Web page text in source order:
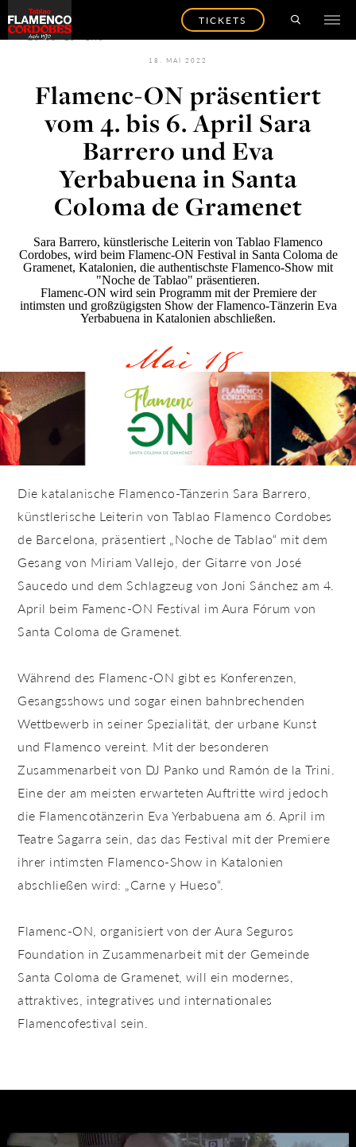
TICKETS
ZURÜCK ZU NEWS
18. MAI 2022
Flamenc-ON präsentiert
vom 4. bis 6. April Sara
Barrero und Eva
Yerbabuena in Santa
Coloma de Gramenet
Sara Barrero, künstlerische Leiterin von Tablao Flamenco
Cordobes, wird beim Flamenc-ON Festival in Santa Coloma de
Gramenet, Katalonien, die authentischste Flamenco-Show mit
"Noche de Tablao" präsentieren.
Flamenc-ON wird sein Programm mit der Premiere der
intimsten und großzügigsten Show der Flamenco-Tänzerin Eva
Yerbabuena in Katalonien abschließen.
Mai 18
Die katalanische Flamenco-Tänzerin Sara Barrero,
künstlerische Leiterin von Tablao Flamenco Cordobes
de Barcelona, präsentiert „Noche de Tablao“ mit dem
Gesang von Miriam Vallejo, der Gitarre von José
Saucedo und dem Schlagzeug von Joni Sánchez am 4.
April beim Famenc-ON Festival im Aura Fórum von
Santa Coloma de Gramenet.
Während des Flamenc-ON gibt es Konferenzen,
Gesangsshows und sogar einen bahnbrechenden
Wettbewerb in seiner Spezialität, der urbane Kunst
und Flamenco vereint. Mit der besonderen
Zusammenarbeit von DJ Panko und Ramón de la Trini.
Eine der am meisten erwarteten Auftritte wird jedoch
die Flamencotänzerin Eva Yerbabuena am 6. April im
Teatre Sagarra sein, das das Festival mit der Premiere
ihrer intimsten Flamenco-Show in Katalonien
abschließen wird: „Carne y Hueso“.
Flamenc-ON, organisiert von der Aura Seguros
Foundation in Zusammenarbeit mit der Gemeinde
Santa Coloma de Gramenet, will ein modernes,
attraktives, integratives und internationales
Flamencofestival sein.